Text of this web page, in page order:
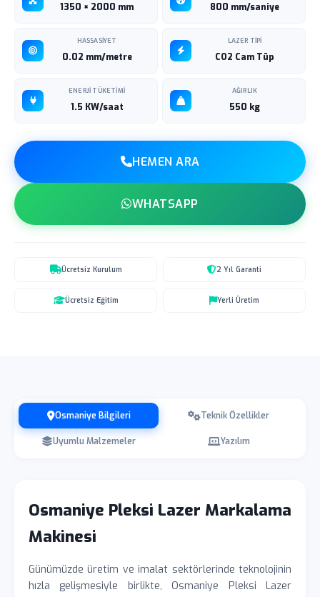
1350 × 2000 mm 800 mm/saniye
HASSASIYET
0.02 mm/metre
LAZER TIPI
CO2 Cam Tüp
ENERJI TÜKETIMI
1.5 KW/saat
AĞIRLIK
550 kg
HEMEN ARA
WHATSAPP
Ücretsiz Kurulum 2 Yıl Garanti
Ücretsiz Eğitim Yerli Üretim
Osmaniye Bilgileri Teknik Özellikler
Uyumlu Malzemeler Yazılım
Osmaniye Pleksi Lazer Markalama
Makinesi
Günümüzde üretim ve imalat sektörlerinde teknolojinin
hızla gelişmesiyle birlikte, Osmaniye Pleksi Lazer